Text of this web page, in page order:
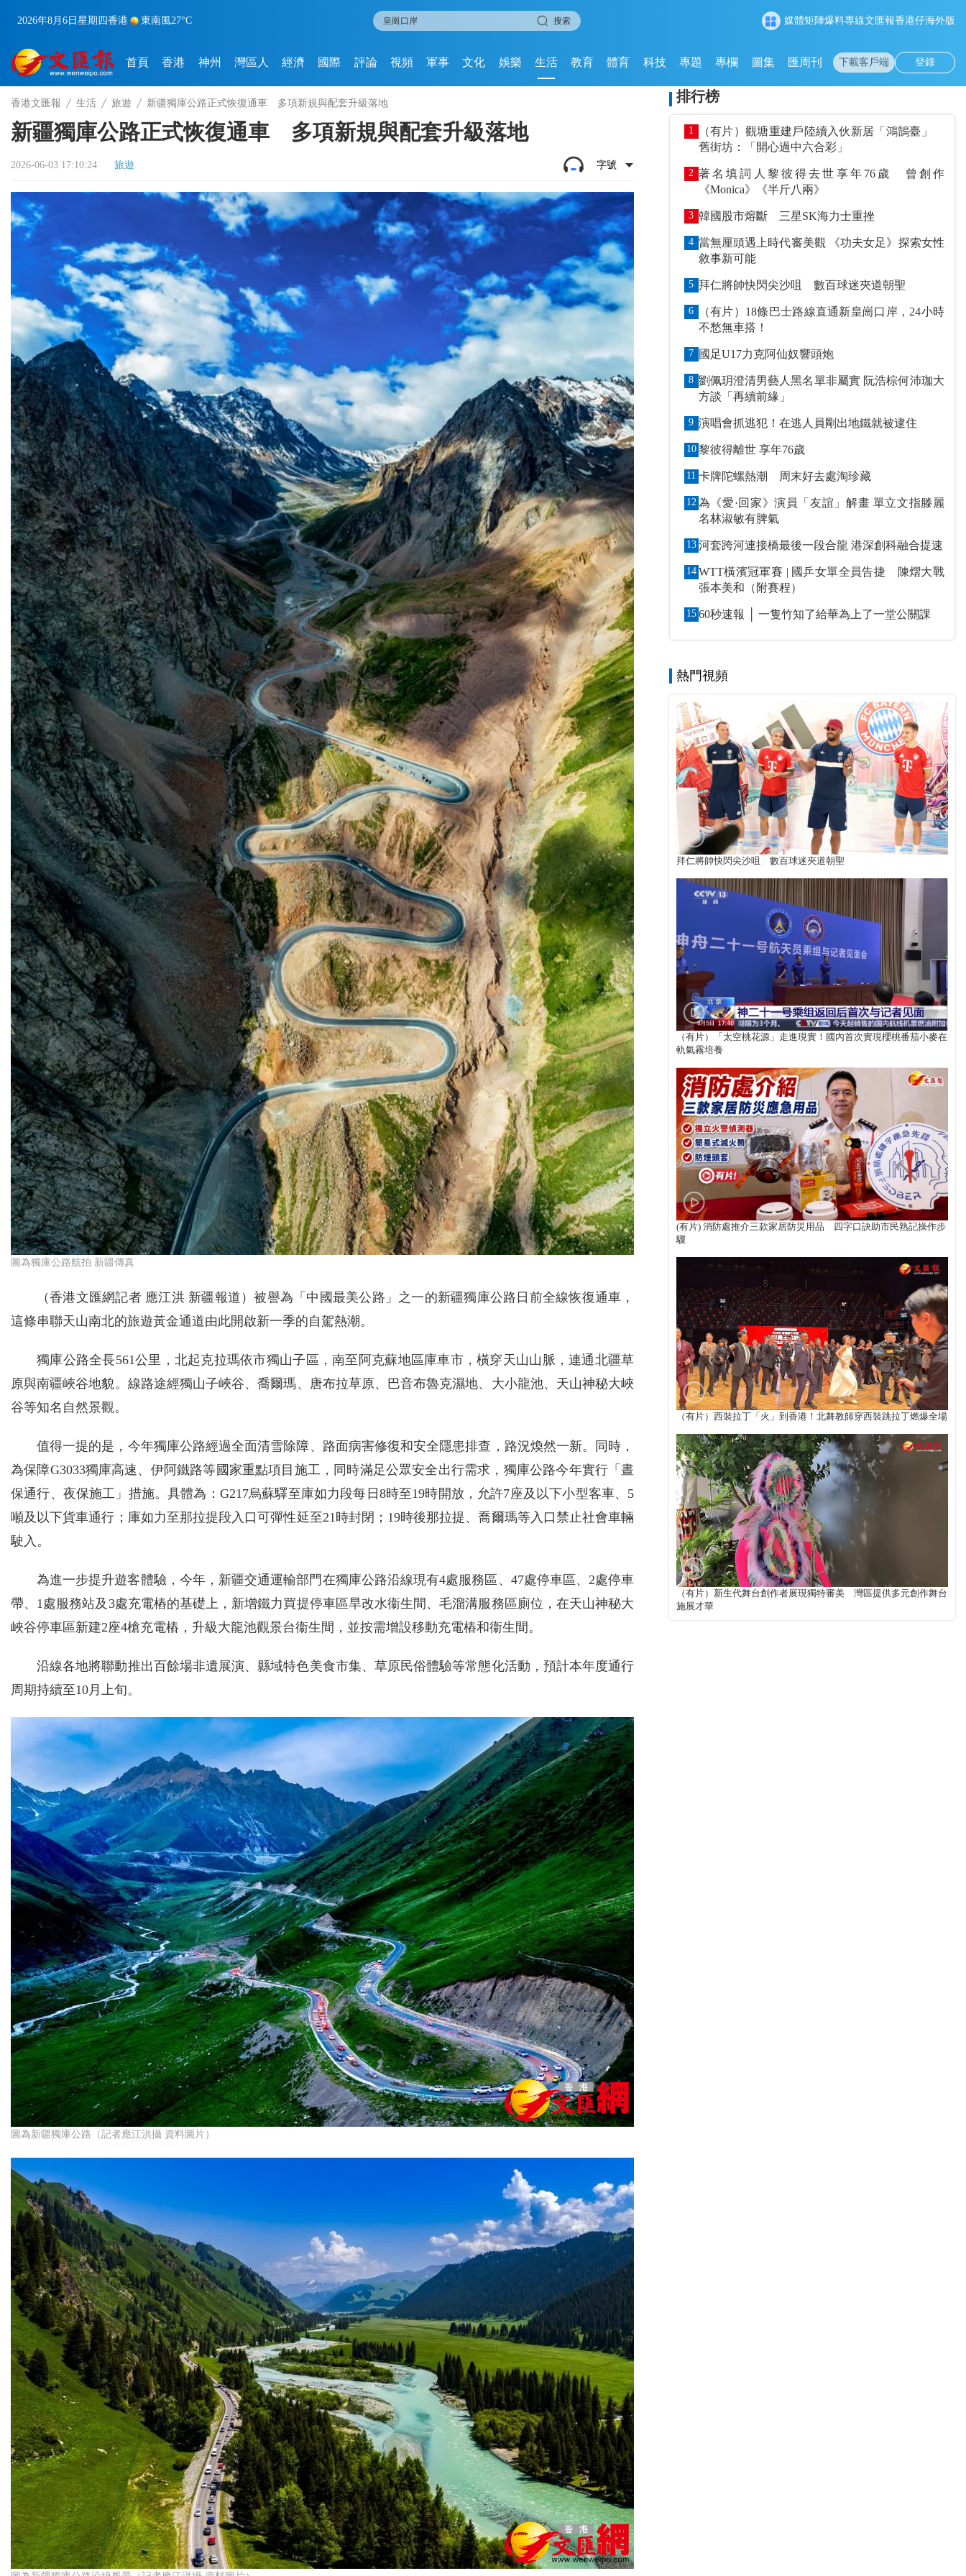
2026年8月6日 星期四香港 東南風27°C 搜索 媒體矩陣爆料專線文匯報香港仔海外版
首頁 香港 神州 灣區人 經濟 國際 評論 視頻 軍事 文化 娛樂 生活 教育 體育 科技 專題 專欄 圖集 匯周刊 下載客戶端 登錄
香港文匯報 生活 旅遊 新疆獨庫公路正式恢復通車 多項新規與配套升級落地
新疆獨庫公路正式恢復通車 多項新規與配套升級落地
2026-06-03 17:10:24 旅遊 字號
圖為獨庫公路航拍 新疆傳真
（香港文匯網記者 應江洪 新疆報道）被譽為「中國最美公路」之一的新疆獨庫公路日前全線恢復通車，
這條串聯天山南北的旅遊黃金通道由此開啟新一季的自駕熱潮。
獨庫公路全長561公里，北起克拉瑪依市獨山子區，南至阿克蘇地區庫車市，橫穿天山山脈，連通北疆草
原與南疆峽谷地貌。線路途經獨山子峽谷、喬爾瑪、唐布拉草原、巴音布魯克濕地、大小龍池、天山神秘大峽
谷等知名自然景觀。
值得一提的是，今年獨庫公路經過全面清雪除障、路面病害修復和安全隱患排查，路況煥然一新。同時，
為保障G3033獨庫高速、伊阿鐵路等國家重點項目施工，同時滿足公眾安全出行需求，獨庫公路今年實行「晝
保通行、夜保施工」措施。具體為：G217烏蘇驛至庫如力段每日8時至19時開放，允許7座及以下小型客車、5
噸及以下貨車通行；庫如力至那拉提段入口可彈性延至21時封閉；19時後那拉提、喬爾瑪等入口禁止社會車輛
駛入。
為進一步提升遊客體驗，今年，新疆交通運輸部門在獨庫公路沿線現有4處服務區、47處停車區、2處停車
帶、1處服務站及3處充電樁的基礎上，新增鐵力買提停車區旱改水衞生間、毛溜溝服務區廁位，在天山神秘大
峽谷停車區新建2座4槍充電樁，升級大龍池觀景台衞生間，並按需增設移動充電樁和衞生間。
沿線各地將聯動推出百餘場非遺展演、縣域特色美食市集、草原民俗體驗等常態化活動，預計本年度通行
周期持續至10月上旬。
圖為新疆獨庫公路（記者應江洪攝 資料圖片）
排行榜
1
（有片）觀塘重建戶陸續入伙新居「鴻鵠臺」
舊街坊：「開心過中六合彩」
2 著名填詞人黎彼得去世享年76歲 曾創作
《Monica》《半斤八兩》
3 韓國股市熔斷 三星SK海力士重挫
4 當無厘頭遇上時代審美觀 《功夫女足》探索女性
敘事新可能
5 拜仁將帥快閃尖沙咀 數百球迷夾道朝聖
6
（有片）18條巴士路線直通新皇崗口岸，24小時
不愁無車搭！
7 國足U17力克阿仙奴響頭炮
8 劉佩玥澄清男藝人黑名單非屬實 阮浩棕何沛珈大
方談「再續前緣」
9 演唱會抓逃犯！在逃人員剛出地鐵就被逮住
10 黎彼得離世 享年76歲
11 卡牌陀螺熱潮 周末好去處淘珍藏
12 為《愛·回家》演員「友誼」解畫 單立文指滕麗
名林淑敏有脾氣
13 河套跨河連接橋最後一段合龍 港深創科融合提速
14 WTT橫濱冠軍賽 | 國乒女單全員告捷 陳熠大戰
張本美和（附賽程）
15 60秒速報 │ 一隻竹知了給華為上了一堂公關課
熱門視頻
拜仁將帥快閃尖沙咀 數百球迷夾道朝聖
（有片）「太空桃花源」走進現實！國內首次實現櫻桃番茄小麥在
軌氣霧培養
(有片) 消防處推介三款家居防災用品 四字口訣助市民熟記操作步
驟
（有片）西裝拉丁「火」到香港！北舞教師穿西裝跳拉丁燃爆全場
（有片）新生代舞台創作者展現獨特審美 灣區提供多元創作舞台
施展才華